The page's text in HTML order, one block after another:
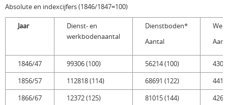
Absolute en indexcijfers (1846/1847=100)
Jaar
Dienst- en
werkbodenaantal
Dienstboden*
Aantal
1846/47 99306 (100) 56214 (100)
1856/57
112818 (114) 68691 (122)
1866/67
12372 (125) 81015 (144)